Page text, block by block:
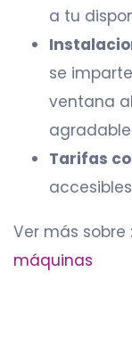
a tu
se
ventana
Tarifas
Ver más sobre :
máquinas